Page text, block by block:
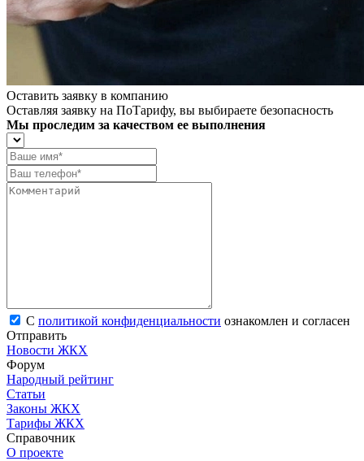
Оставить заявку в компанию
Оставляя заявку на ПоТарифу, вы выбираете безопасность
Мы проследим за качеством ее выполнения
С политикой конфиденциальности ознакомлен и согласен
Отправить
Новости ЖКХ
Форум
Народный рейтинг
Статьи
Законы ЖКХ
Тарифы ЖКХ
Справочник
О проекте